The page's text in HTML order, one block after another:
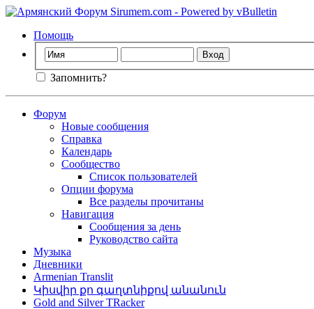
Помощь
Запомнить?
Форум
Новые сообщения
Справка
Календарь
Сообщество
Список пользователей
Опции форума
Все разделы прочитаны
Навигация
Сообщения за день
Руководство сайта
Музыка
Дневники
Armenian Translit
Կիսվիր քո գաղտնիքով անանուն
Gold and Silver TRacker